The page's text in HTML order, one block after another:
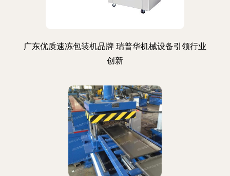
广东优质速冻包装机品牌 瑞普华机械设备引领行业
创新